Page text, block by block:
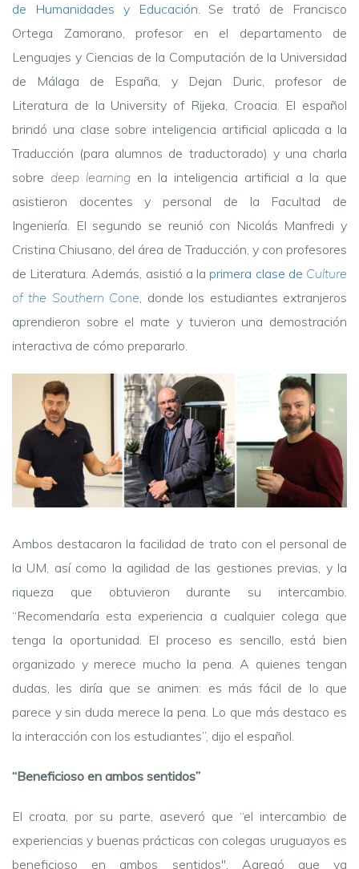
de Humanidades y Educación. Se trató de Francisco
Ortega Zamorano, profesor en el departamento de
Lenguajes y Ciencias de la Computación de la Universidad
de Málaga de España, y Dejan Duric, profesor de
Literatura de la University of Rijeka, Croacia. El español
brindó una clase sobre inteligencia artificial aplicada a la
Traducción (para alumnos de traductorado) y una charla
sobre deep learning en la inteligencia artificial a la que
asistieron docentes y personal de la Facultad de
Ingeniería. El segundo se reunió con Nicolás Manfredi y
Cristina Chiusano, del área de Traducción, y con profesores
de Literatura. Además, asistió a laprimera clase de Culture
of the Southern Cone, donde los estudiantes extranjeros
aprendieron sobre el mate y tuvieron una demostración
interactiva de cómo prepararlo.
Ambos destacaron la facilidad de trato con el personal de
la UM, así como la agilidad de las gestiones previas, y la
riqueza que obtuvieron durante su intercambio.
“Recomendaría esta experiencia a cualquier colega que
tenga la oportunidad. El proceso es sencillo, está bien
organizado y merece mucho la pena. A quienes tengan
dudas, les diría que se animen: es más fácil de lo que
parece y sin duda merece la pena. Lo que más destaco es
la interacción con los estudiantes”, dijo el español.
“Beneficioso en ambos sentidos”
El croata, por su parte, aseveró que “el intercambio de
experiencias y buenas prácticas con colegas uruguayos es
beneficioso en ambos sentidos". Agregó que ya